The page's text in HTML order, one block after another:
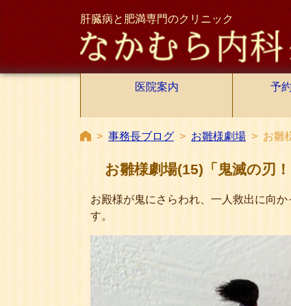
肝臓病と肥満専門のクリニック
医院案内 予
> 事務長ブログ > お雛様劇場 > お雛
お雛様劇場(15)「鬼滅の刃！
お殿様が鬼にさらわれ、一人救出に向
す。